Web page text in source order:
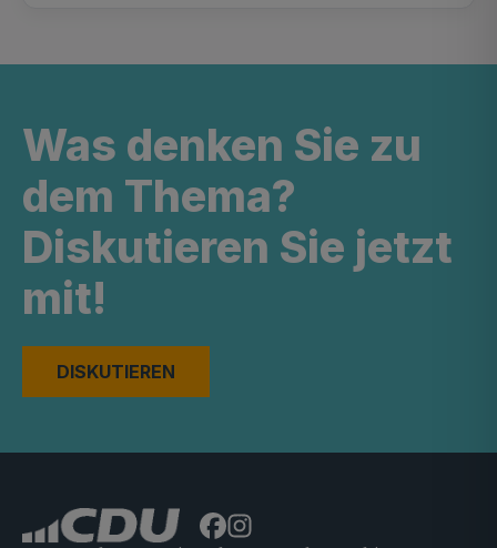
Was denken Sie zu
dem Thema?
Diskutieren Sie jetzt
mit!
DISKUTIEREN